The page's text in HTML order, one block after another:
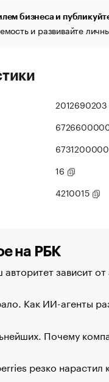
бизнеса и
и развивайте
2012690203
16
4210015
на РБК
зависит
Как ИИ-агенты
Почему
резко нарастил